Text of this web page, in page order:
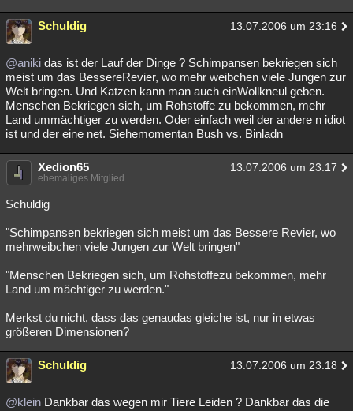
Schuldig 13.07.2006 um 23:16
@aniki das ist der Lauf der Dinge ? Schimpansen bekriegen sich
meist um das BessereRevier, wo mehr weibchen viele Jungen zur
Welt bringen. Und Katzen kann man auch einWollkneul geben.
Menschen Bekriegen sich, um Rohstoffe zu bekommen, mehr
Land ummächtiger zu werden. Oder einfach weil der andere n idiot
ist und der eine net. Siehemomentan Bush vs. Binladn
Xedion65 13.07.2006 um 23:17
ehemaliges Mitglied
Schuldig
"Schimpansen bekriegen sich meist um das Bessere Revier, wo
mehrweibchen viele Jungen zur Welt bringen"
"Menschen Bekriegen sich, um Rohstoffezu bekommen, mehr
Land um mächtiger zu werden."
Merkst du nicht, dass das genaudas gleiche ist, nur in etwas
größeren Dimensionen?
Schuldig 13.07.2006 um 23:18
@klein Dankbar das wegen mir Tiere Leiden ? Dankbar das die